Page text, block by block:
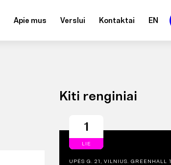
Apie mus Verslui Kontaktai EN
Kiti renginiai
1
LIE
UPĖS G. 21, VILNIUS. GREENHALL 1